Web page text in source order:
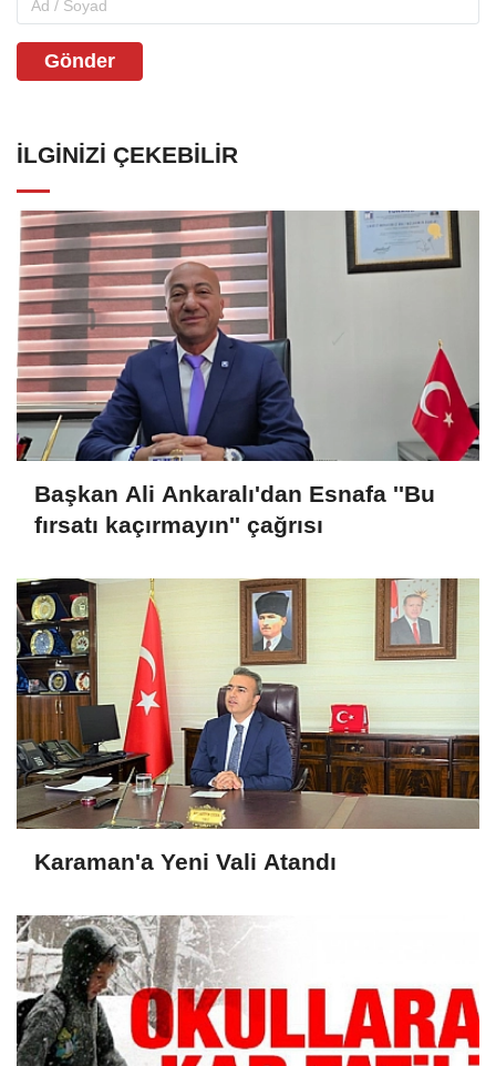
Gönder
İLGINIZI ÇEKEBILIR
Başkan Ali Ankaralı'dan Esnafa ''Bu
fırsatı kaçırmayın'' çağrısı
Karaman'a Yeni Vali Atandı